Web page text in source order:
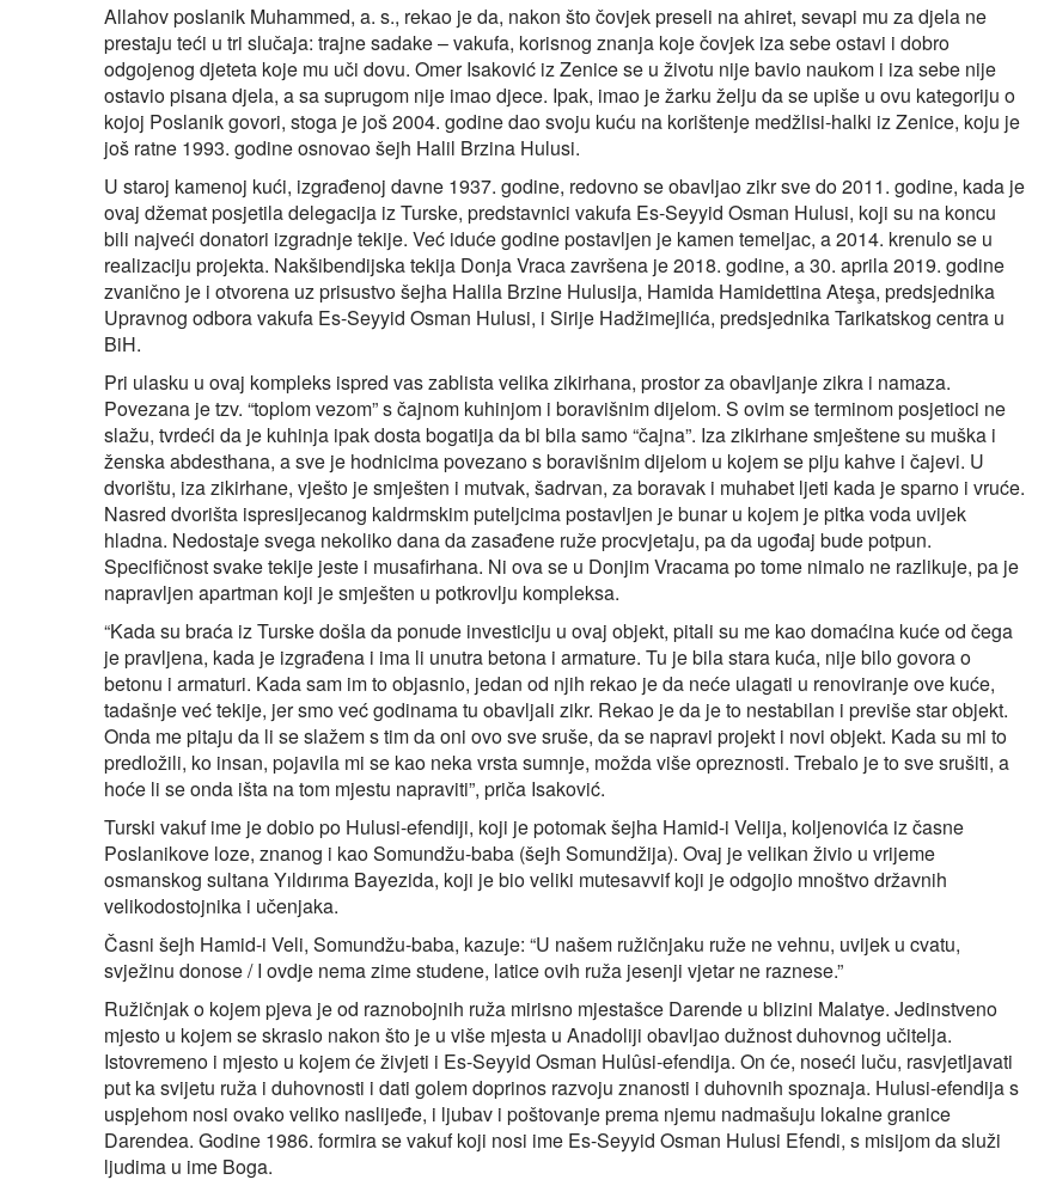
Allahov poslanik Muhammed, a. s., rekao je da, nakon što čovjek preseli na ahiret, sevapi mu za djela ne
prestaju teći u tri slučaja: trajne sadake – vakufa, korisnog znanja koje čovjek iza sebe ostavi i dobro
odgojenog djeteta koje mu uči dovu. Omer Isaković iz Zenice se u životu nije bavio naukom i iza sebe nije
ostavio pisana djela, a sa suprugom nije imao djece. Ipak, imao je žarku želju da se upiše u ovu kategoriju o
kojoj Poslanik govori, stoga je još 2004. godine dao svoju kuću na korištenje medžlisi-halki iz Zenice, koju je
još ratne 1993. godine osnovao šejh Halil Brzina Hulusi.
U staroj kamenoj kući, izgrađenoj davne 1937. godine, redovno se obavljao zikr sve do 2011. godine, kada je
ovaj džemat posjetila delegacija iz Turske, predstavnici vakufa Es-Seyyid Osman Hulusi, koji su na koncu
bili najveći donatori izgradnje tekije. Već iduće godine postavljen je kamen temeljac, a 2014. krenulo se u
realizaciju projekta. Nakšibendijska tekija Donja Vraca završena je 2018. godine, a 30. aprila 2019. godine
zvanično je i otvorena uz prisustvo šejha Halila Brzine Hulusija, Hamida Hamidettina Ateşa, predsjednika
Upravnog odbora vakufa Es-Seyyid Osman Hulusi, i Sirije Hadžimejlića, predsjednika Tarikatskog centra u
BiH.
Pri ulasku u ovaj kompleks ispred vas zablista velika zikirhana, prostor za obavljanje zikra i namaza.
Povezana je tzv. “toplom vezom” s čajnom kuhinjom i boravišnim dijelom. S ovim se terminom posjetioci ne
slažu, tvrdeći da je kuhinja ipak dosta bogatija da bi bila samo “čajna”. Iza zikirhane smještene su muška i
ženska abdesthana, a sve je hodnicima povezano s boravišnim dijelom u kojem se piju kahve i čajevi. U
dvorištu, iza zikirhane, vješto je smješten i mutvak, šadrvan, za boravak i muhabet ljeti kada je sparno i vruće.
Nasred dvorišta ispresijecanog kaldrmskim puteljcima postavljen je bunar u kojem je pitka voda uvijek
hladna. Nedostaje svega nekoliko dana da zasađene ruže procvjetaju, pa da ugođaj bude potpun.
Specifičnost svake tekije jeste i musafirhana. Ni ova se u Donjim Vracama po tome nimalo ne razlikuje, pa je
napravljen apartman koji je smješten u potkrovlju kompleksa.
“Kada su braća iz Turske došla da ponude investiciju u ovaj objekt, pitali su me kao domaćina kuće od čega
je pravljena, kada je izgrađena i ima li unutra betona i armature. Tu je bila stara kuća, nije bilo govora o
betonu i armaturi. Kada sam im to objasnio, jedan od njih rekao je da neće ulagati u renoviranje ove kuće,
tadašnje već tekije, jer smo već godinama tu obavljali zikr. Rekao je da je to nestabilan i previše star objekt.
Onda me pitaju da li se slažem s tim da oni ovo sve sruše, da se napravi projekt i novi objekt. Kada su mi to
predložili, ko insan, pojavila mi se kao neka vrsta sumnje, možda više opreznosti. Trebalo je to sve srušiti, a
hoće li se onda išta na tom mjestu napraviti”, priča Isaković.
Turski vakuf ime je dobio po Hulusi-efendiji, koji je potomak šejha Hamid-i Velija, koljenovića iz časne
Poslanikove loze, znanog i kao Somundžu-baba (šejh Somundžija). Ovaj je velikan živio u vrijeme
osmanskog sultana Yıldırıma Bayezida, koji je bio veliki mutesavvif koji je odgojio mnoštvo državnih
velikodostojnika i učenjaka.
Časni šejh Hamid-i Veli, Somundžu-baba, kazuje: “U našem ružičnjaku ruže ne vehnu, uvijek u cvatu,
svježinu donose / I ovdje nema zime studene, latice ovih ruža jesenji vjetar ne raznese.”
Ružičnjak o kojem pjeva je od raznobojnih ruža mirisno mjestašce Darende u blizini Malatye. Jedinstveno
mjesto u kojem se skrasio nakon što je u više mjesta u Anadoliji obavljao dužnost duhovnog učitelja.
Istovremeno i mjesto u kojem će živjeti i Es-Seyyid Osman Hulûsi-efendija. On će, noseći luču, rasvjetljavati
put ka svijetu ruža i duhovnosti i dati golem doprinos razvoju znanosti i duhovnih spoznaja. Hulusi-efendija s
uspjehom nosi ovako veliko naslijeđe, i ljubav i poštovanje prema njemu nadmašuju lokalne granice
Darendea. Godine 1986. formira se vakuf koji nosi ime Es-Seyyid Osman Hulusi Efendi, s misijom da služi
ljudima u ime Boga.